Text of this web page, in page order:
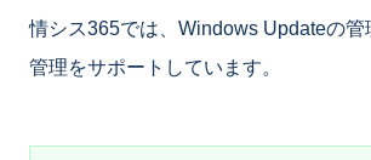
情シス365では、Windows Updateの管
管理をサポートしています。